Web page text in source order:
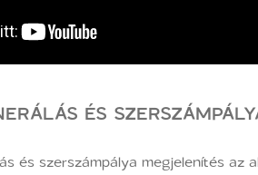
ÉS
és szerszámpálya megjelenítés az